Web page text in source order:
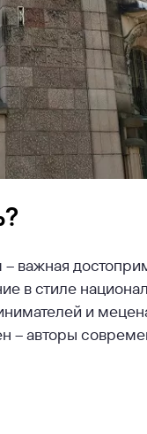
важная
в стиле
и
– авторы